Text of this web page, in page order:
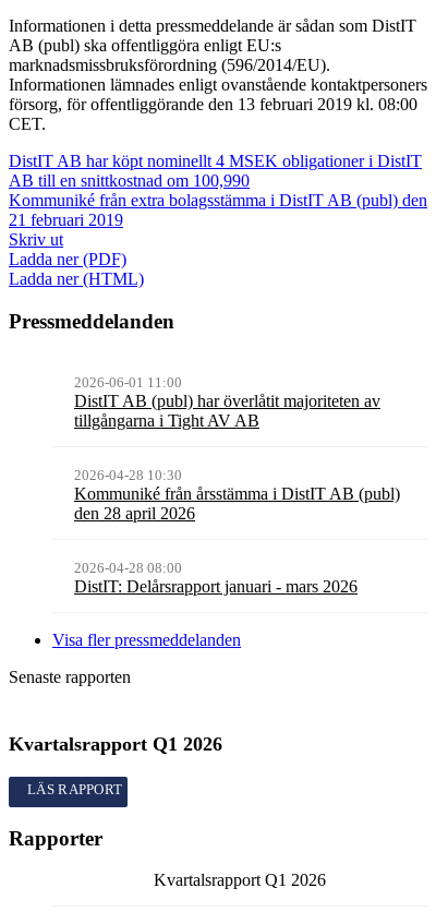
Informationen i detta pressmeddelande är sådan som DistIT
AB (publ) ska offentliggöra enligt EU:s
marknadsmissbruksförordning (596/2014/EU).
Informationen lämnades enligt ovanstående kontaktpersoners
försorg, för offentliggörande den 13 februari 2019 kl. 08:00
CET.
DistIT AB har köpt nominellt 4 MSEK obligationer i DistIT
AB till en snittkostnad om 100,990
Kommuniké från extra bolagsstämma i DistIT AB (publ) den
21 februari 2019
Skriv ut
Ladda ner (PDF)
Ladda ner (HTML)
Pressmeddelanden
2026-06-01 11:00
DistIT AB (publ) har överlåtit majoriteten av
tillgångarna i Tight AV AB
2026-04-28 10:30
Kommuniké från årsstämma i DistIT AB (publ)
den 28 april 2026
2026-04-28 08:00
DistIT: Delårsrapport januari - mars 2026
Visa fler pressmeddelanden
Senaste rapporten
Kvartalsrapport Q1 2026
Kvartalsrapport
Rapporter
Kvartalsrapport Q1 2026